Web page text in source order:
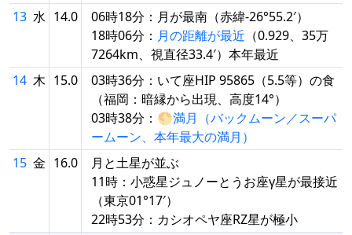
13 水 14.0
06時18分：月が最南（赤緯-26°55.2′）
18時06分： 月の距離が最近 （0.929、35万
7264km、視直径33.4′）本年最近
14 木 15.0
03時36分：いて座HIP 95865（5.5等）の食
（福岡：暗縁から出現、高度14°）
03時38分：🌕満月（バックムーン／スーパ
ームーン、本年最大の満月）
15 金 16.0
月と土星が並ぶ
11時：小惑星ジュノーとうお座γ星が最接近
（東京01°17′）
22時53分：カシオペヤ座RZ星が極小